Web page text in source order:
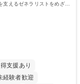
えるゼネラリストをめざせ
支援あり
経験者歓迎